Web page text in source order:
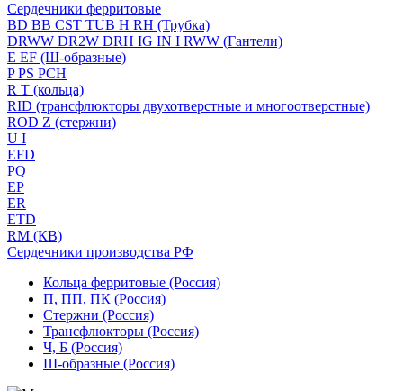
Сердечники ферритовые
BD BB CST TUB H RH (Трубка)
DRWW DR2W DRH IG IN I RWW (Гантели)
E EF (Ш-образные)
P PS PCH
R T (кольца)
RID (трансфлюкторы двухотверстные и многоотверстные)
ROD Z (стержни)
U I
EFD
PQ
EP
ER
ETD
RM (КВ)
Сердечники производства РФ
Кольца ферритовые (Россия)
П, ПП, ПК (Россия)
Стержни (Россия)
Трансфлюкторы (Россия)
Ч, Б (Россия)
Ш-образные (Россия)